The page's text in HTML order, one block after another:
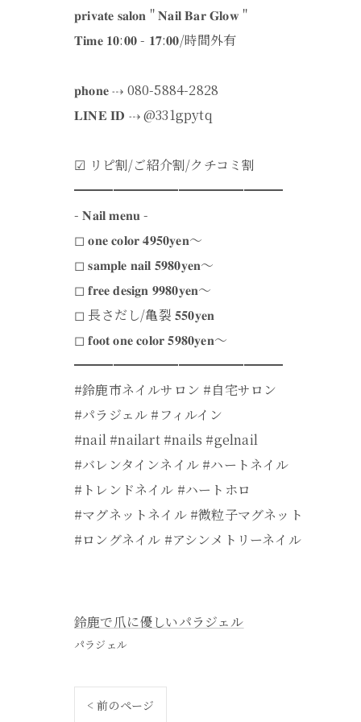
‪𝐩𝐫𝐢𝐯𝐚𝐭𝐞 𝐬𝐚𝐥𝐨𝐧 " 𝐍𝐚𝐢𝐥 𝐁𝐚𝐫 𝐆𝐥𝐨𝐰 "
𝐓𝐢𝐦𝐞 𝟏𝟎:𝟎𝟎 - 𝟏𝟕:𝟎𝟎/時間外有
𝐩𝐡𝐨𝐧𝐞 ⇢ 080-5884-2828
𝐋𝐈𝐍𝐄 𝐈𝐃 ⇢ @331gpytq
︎︎︎︎☑︎ リピ割/ご紹介割/クチコミ割
━━━━━━━━━━━━━━━━
- 𝐍𝐚𝐢𝐥 𝐦𝐞𝐧𝐮 -
◻︎ 𝐨𝐧𝐞 𝐜𝐨𝐥𝐨𝐫 𝟒𝟗𝟓𝟎𝐲𝐞𝐧～
◻︎ 𝐬𝐚𝐦𝐩𝐥𝐞 𝐧𝐚𝐢𝐥 𝟓𝟗𝟖𝟎𝐲𝐞𝐧～
◻︎ 𝐟𝐫𝐞𝐞 𝐝𝐞𝐬𝐢𝐠𝐧 𝟗𝟗𝟖𝟎𝐲𝐞𝐧～
◻︎ 長さだし/亀裂 𝟓𝟓𝟎𝐲𝐞𝐧
◻︎ 𝐟𝐨𝐨𝐭 𝐨𝐧𝐞 𝐜𝐨𝐥𝐨𝐫 𝟓𝟗𝟖𝟎𝐲𝐞𝐧～
━━━━━━━━━━━━━━━━
#鈴鹿市ネイルサロン #自宅サロン
#パラジェル #フィルイン
#nail #nailart #nails #gelnail
#バレンタインネイル #ハートネイル
#トレンドネイル #ハートホロ
#マグネットネイル #微粒子マグネット
#ロングネイル #アシンメトリーネイル
鈴鹿で爪に優しいパラジェル
パラジェル
< 前のページ